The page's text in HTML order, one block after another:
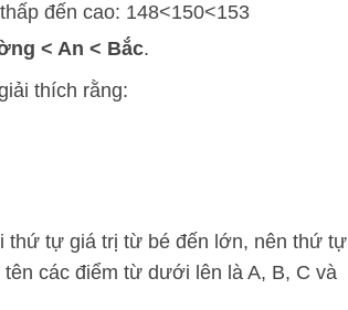
đến cao: 148<150<153
< An < Bắc.
thích rằng:
tự giá trị từ bé đến lớn, nên thứ tự
các điểm từ dưới lên là A, B, C và